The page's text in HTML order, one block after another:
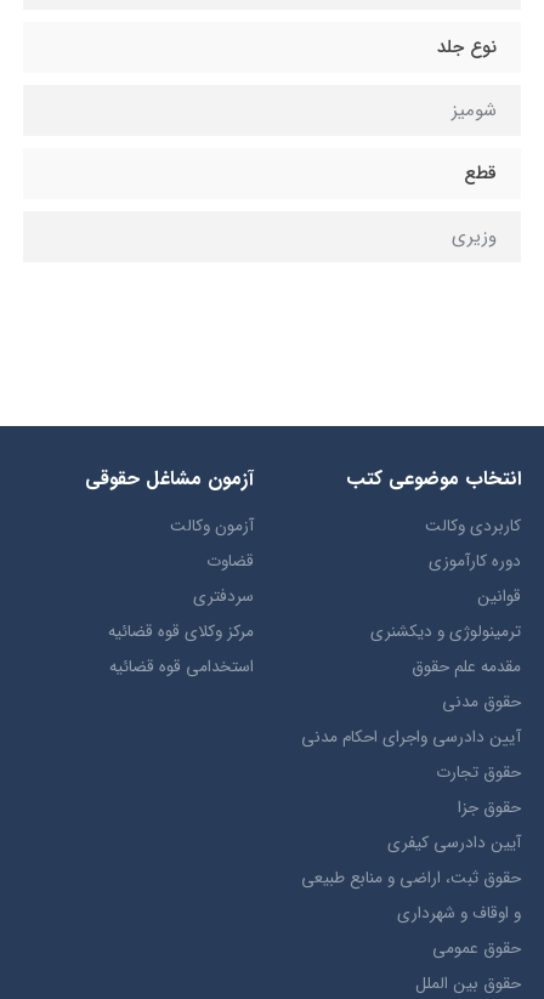
نوع جلد
شومیز
قطع
وزيري
انتخاب​ موضوعي​ کتب
کاربردی وکالت
دوره کارآموزی
قوانین
ترمينولوژي و ديکشنري
مقدمه علم حقوق
حقوق مدني
آيين دادرسي ​واجراي ​احکام ​مدني
حقوق تجارت
حقوق جزا
آيین دادرسی کیفری
حقوق ثبت، اراضي و منابع طبيعي
و اوقاف و شهرداری
حقوق عمومی
حقوق بين الملل
آزمون مشاغل حقوقی
آزمون وکالت
قضاوت
سردفتری
مرکز وکلای قوه قضائیه
استخدامی قوه قضائیه